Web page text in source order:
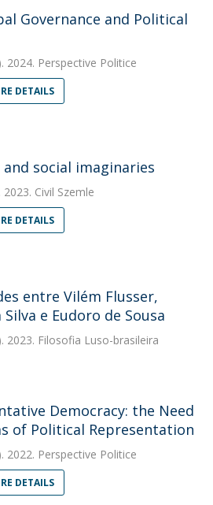
Governance and Political
2024. Perspective Politice
DETAILS
social imaginaries
Civil Szemle
DETAILS
entre Vilém Flusser,
e Eudoro de Sousa
2023. Filosofia Luso-brasileira
Democracy: the Need
of Political Representation
2022. Perspective Politice
DETAILS